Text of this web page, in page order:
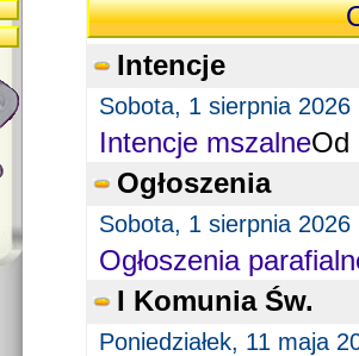
Intencje
Sobota, 1 sierpnia 2026
Intencje mszalneOd
Ogłoszenia
Sobota, 1 sierpnia 2026
Ogłoszenia
I Komunia Św.
Poniedziałek, 11 maja